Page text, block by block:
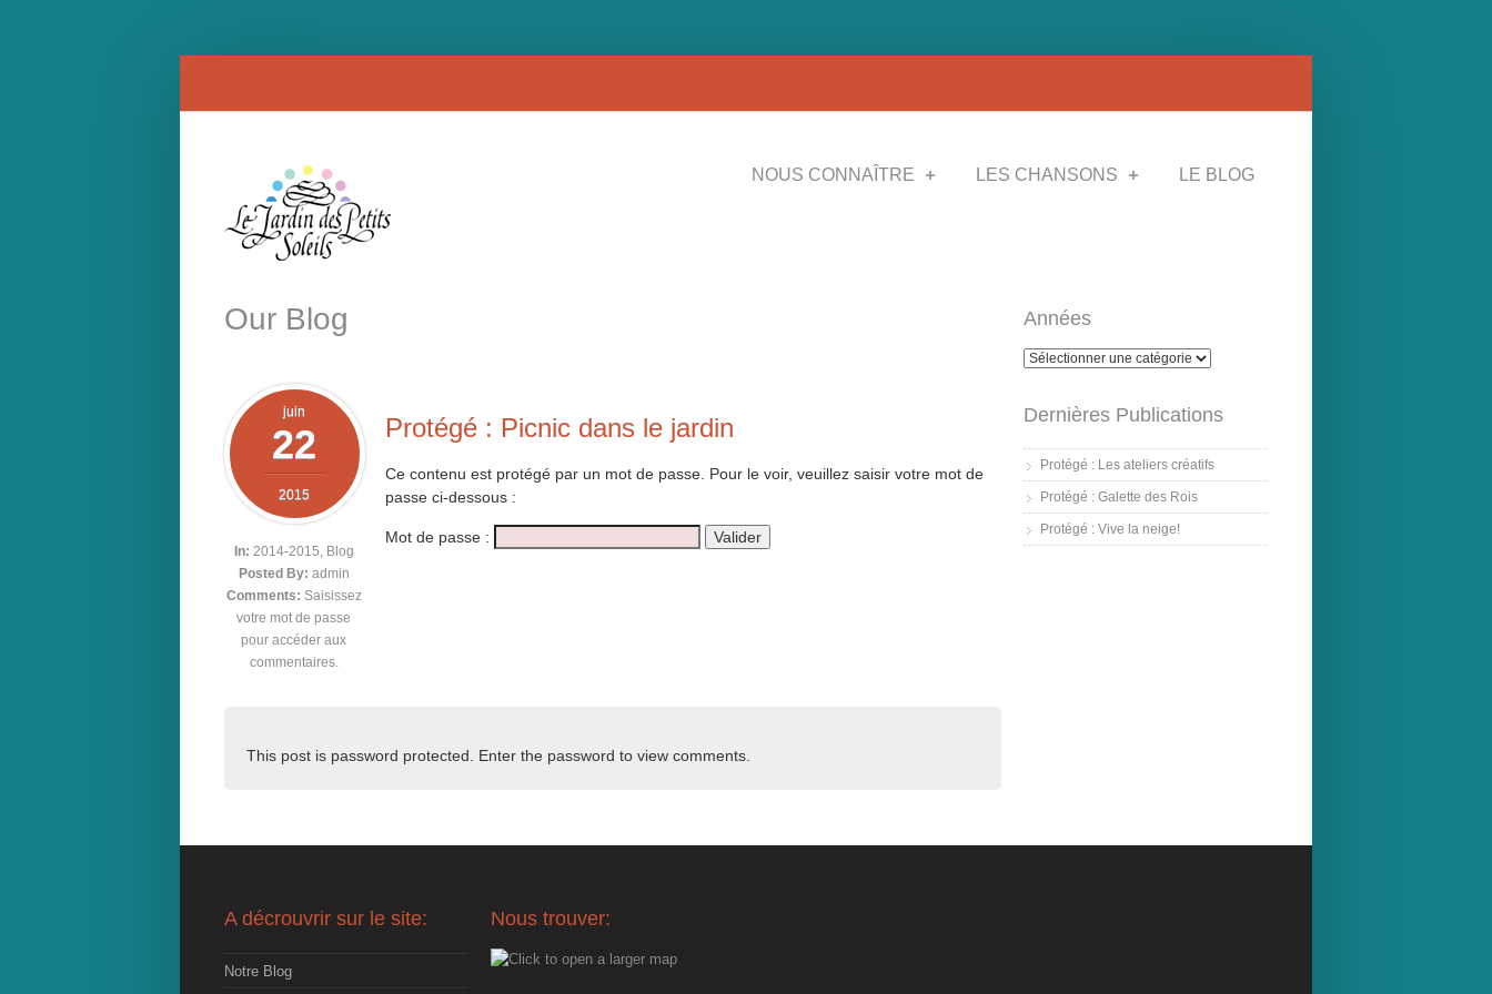
NOUS CONNAÎTRE LES CHANSONS LE BLOG
Our Blog
juin
22
2015
In: 2014-2015 Blog
Posted By: admin
Comments: Saisissez
votre mot de passe
pour accéder aux
commentaires.
Protégé : Picnic dans le jardin
Ce contenu est protégé par un mot de passe. Pour le voir, veuillez saisir votre mot de
passe ci-dessous :
Mot de passe :
This post is password protected. Enter the password to view comments.
Années
Dernières Publications
Protégé : Les ateliers créatifs
Protégé : Galette des Rois
Protégé : Vive la neige!
A décrouvrir sur le site:
Notre Blog
Nous trouver: